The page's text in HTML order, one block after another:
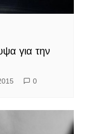
για την
0